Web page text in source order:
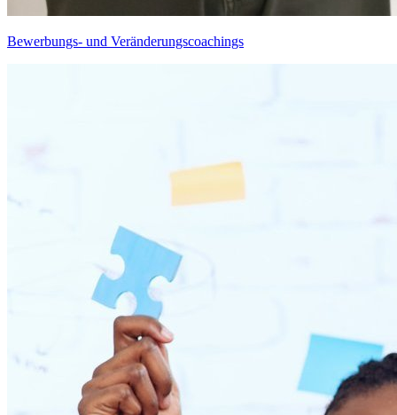
Bewerbungs- und Veränderungscoachings